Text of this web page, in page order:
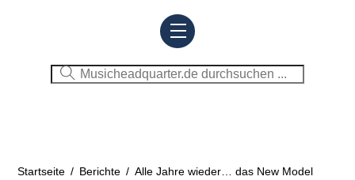
Menu
Startseite / Berichte / Alle Jahre wieder… das New Model